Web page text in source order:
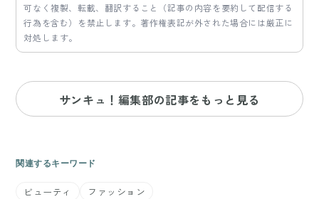
可なく複製、転載、翻訳すること（記事の内容を要約して配信する
行為を含む）を禁止します。著作権表記が外された場合には厳正に
対処します。
サンキュ！編集部の記事をもっと見る
関連するキーワード
ビューティ ファッション